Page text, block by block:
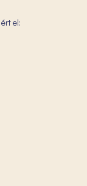
el: